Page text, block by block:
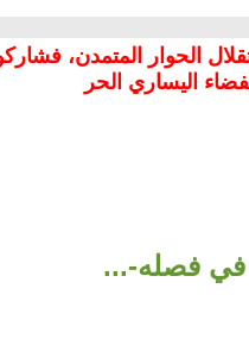
الحوار المتمدن،
اليساري الحر
في فصله-...